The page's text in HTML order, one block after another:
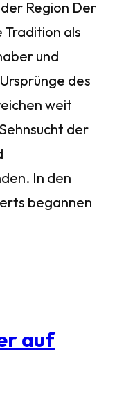
Region Der
Tradition als
und
des
weit
der
In den
begannen
auf